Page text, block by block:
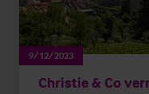
9/12/2023
Christie & Co